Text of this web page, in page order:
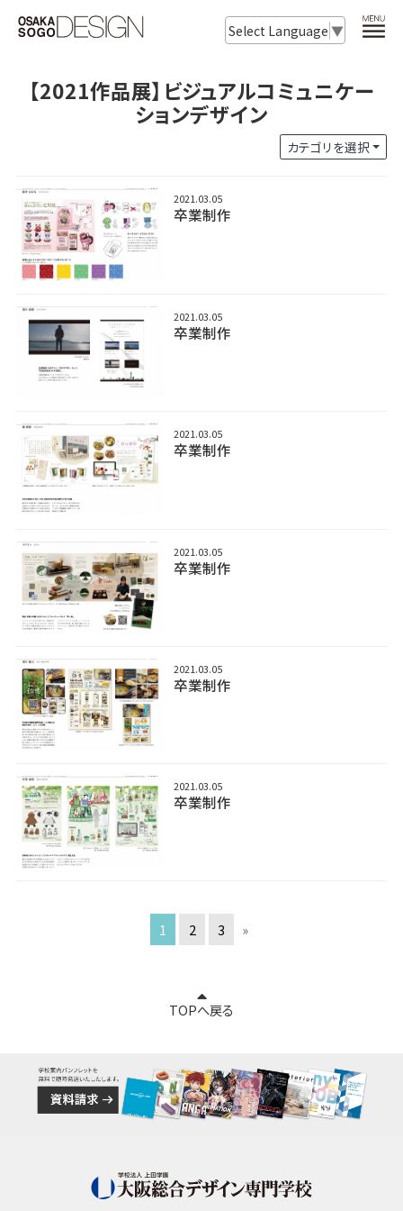
Select Language ▼
【2021作品展】ビジュアルコミュニケー
ションデザイン
カテゴリを選択
2021.03.05
卒業制作
2021.03.05
卒業制作
2021.03.05
卒業制作
2021.03.05
卒業制作
2021.03.05
卒業制作
2021.03.05
卒業制作
1 2 3 »
TOPへ戻る